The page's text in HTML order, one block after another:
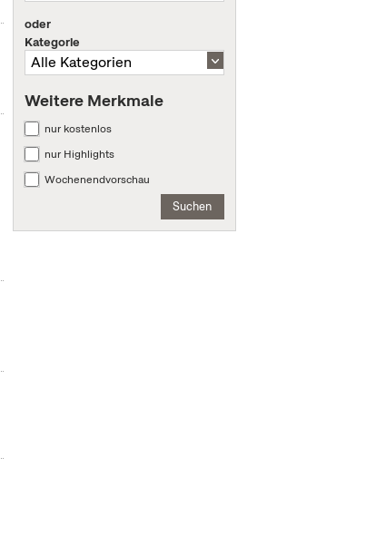
oder
Kategorie
Weitere Merkmale
nur kostenlos
nur Highlights
Wochenendvorschau
Suchen